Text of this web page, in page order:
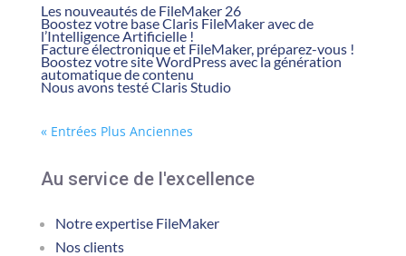
Les nouveautés de FileMaker 26
Boostez votre base Claris FileMaker avec de
l’Intelligence Artificielle !
Facture électronique et FileMaker, préparez-vous !
Boostez votre site WordPress avec la génération
automatique de contenu
Nous avons testé Claris Studio
« Entrées Plus Anciennes
Au service de l'excellence
Notre expertise FileMaker
Nos clients